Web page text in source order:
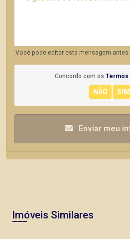
Você pode editar esta mensagem antes
Concordo com os Termos
Enviar meu
Imóveis Similares